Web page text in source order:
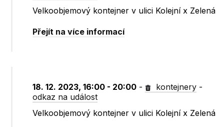
Velkoobjemový kontejner v ulici Kolejní x Zelená
Přejít na více informací
18. 12. 2023, 16:00 - 20:00 - kontejnery -
odkaz na událost
Velkoobjemový kontejner v ulici Kolejní x Zelená